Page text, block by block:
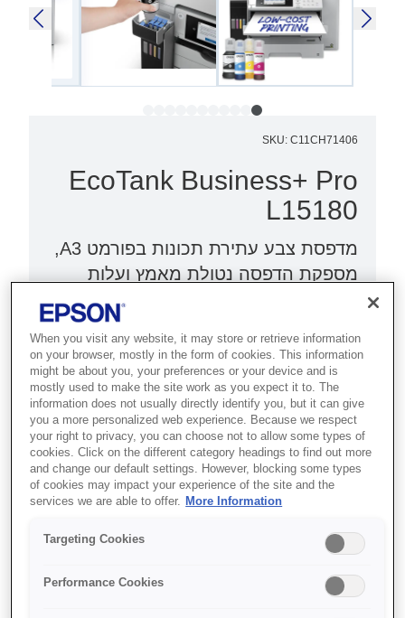
SKU: C11CH71406
EcoTank Business+ Pro
L15180
מדפסת צבע עתירת תכונות בפורמט A3,
מספקת הדפסה נטולת מאמץ ועלות
עלויות אולטרה נמוכות לדף
הדפסה וסריקה מהירות
רב-תכליתיות עם ADF‎
איפה לקנות
When you visit any website, it may store or retrieve information
on your browser, mostly in the form of cookies. This information
might be about you, your preferences or your device and is
mostly used to make the site work as you expect it to. The
information does not usually directly identify you, but it can give
you a more personalized web experience. Because we respect
your right to privacy, you can choose not to allow some types of
cookies. Click on the different category headings to find out more
and change our default settings. However, blocking some types
of cookies may impact your experience of the site and the
services we are able to offer.
More Information
Targeting Cookies
Performance Cookies